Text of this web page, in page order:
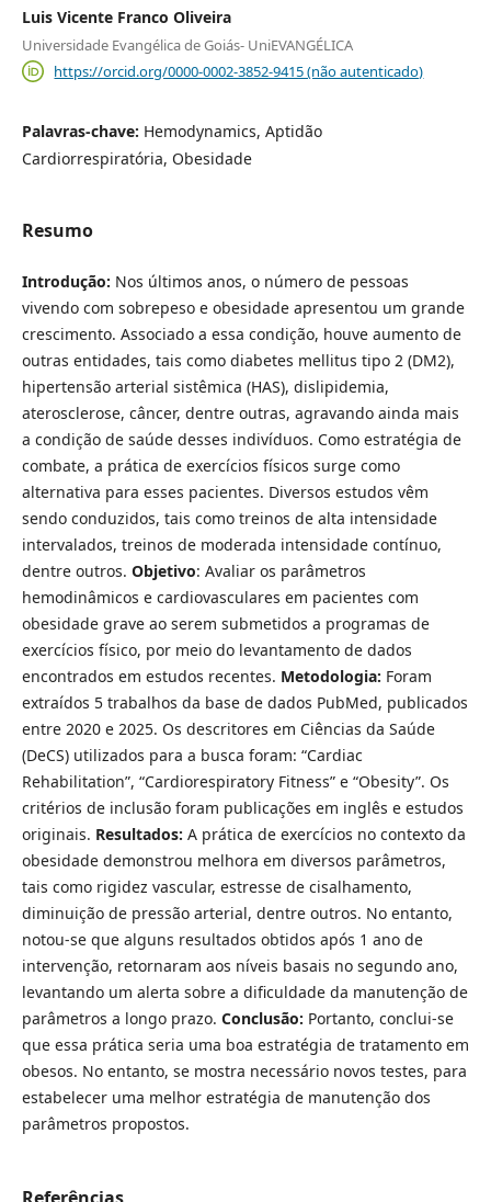
Luis Vicente Franco Oliveira
Universidade Evangélica de Goiás- UniEVANGÉLICA
https://orcid.org/0000-0002-3852-9415 (não autenticado)
Palavras-chave: Hemodynamics, Aptidão
Cardiorrespiratória, Obesidade
Resumo
Introdução: Nos últimos anos, o número de pessoas
vivendo com sobrepeso e obesidade apresentou um grande
crescimento. Associado a essa condição, houve aumento de
outras entidades, tais como diabetes mellitus tipo 2 (DM2),
hipertensão arterial sistêmica (HAS), dislipidemia,
aterosclerose, câncer, dentre outras, agravando ainda mais
a condição de saúde desses indivíduos. Como estratégia de
combate, a prática de exercícios físicos surge como
alternativa para esses pacientes. Diversos estudos vêm
sendo conduzidos, tais como treinos de alta intensidade
intervalados, treinos de moderada intensidade contínuo,
dentre outros. Objetivo: Avaliar os parâmetros
hemodinâmicos e cardiovasculares em pacientes com
obesidade grave ao serem submetidos a programas de
exercícios físico, por meio do levantamento de dados
encontrados em estudos recentes. Metodologia: Foram
extraídos 5 trabalhos da base de dados PubMed, publicados
entre 2020 e 2025. Os descritores em Ciências da Saúde
(DeCS) utilizados para a busca foram: “Cardiac
Rehabilitation”, “Cardiorespiratory Fitness” e “Obesity”. Os
critérios de inclusão foram publicações em inglês e estudos
originais. Resultados: A prática de exercícios no contexto da
obesidade demonstrou melhora em diversos parâmetros,
tais como rigidez vascular, estresse de cisalhamento,
diminuição de pressão arterial, dentre outros. No entanto,
notou-se que alguns resultados obtidos após 1 ano de
intervenção, retornaram aos níveis basais no segundo ano,
levantando um alerta sobre a dificuldade da manutenção de
parâmetros a longo prazo. Conclusão: Portanto, conclui-se
que essa prática seria uma boa estratégia de tratamento em
obesos. No entanto, se mostra necessário novos testes, para
estabelecer uma melhor estratégia de manutenção dos
parâmetros propostos.